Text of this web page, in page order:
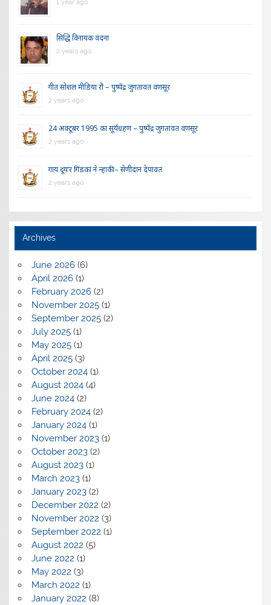
1 year ago
सिद्धि विनायक वंदना
2 years ago
गीत सोशल मीडिया रौ – पुष्पेंद्र जुगतावत वणसूर
2 years ago
24 अक्टूबर 1995 का सूर्यग्रहण – पुष्पेंद्र जुगतावत वणसूर
2 years ago
गाय दूय’र गिंडकां ने न्हाकी – सेणीदान देपावत
2 years ago
Archives
June 2026(6)
April 2026(1)
February 2026(2)
November 2025(1)
September 2025(2)
July 2025(1)
May 2025(1)
April 2025(3)
October 2024(1)
August 2024(4)
June 2024(2)
February 2024(2)
January 2024(1)
November 2023(1)
October 2023(2)
August 2023(1)
March 2023(1)
January 2023(2)
December 2022 (2)
November 2022 (3)
September 2022 (1)
August 2022 (5)
June 2022 (1)
May 2022 (3)
March 2022 (1)
January 2022 (8)